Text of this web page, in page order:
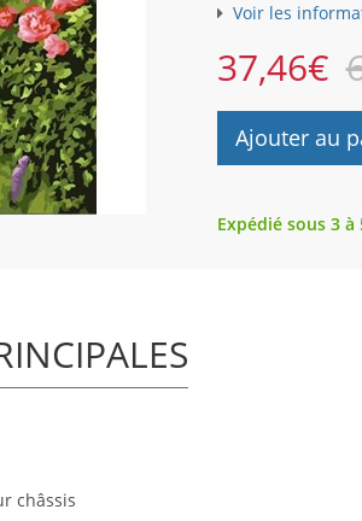
Voir les
37,46€
Ajouter au
Expédié sous 3 à
châssis